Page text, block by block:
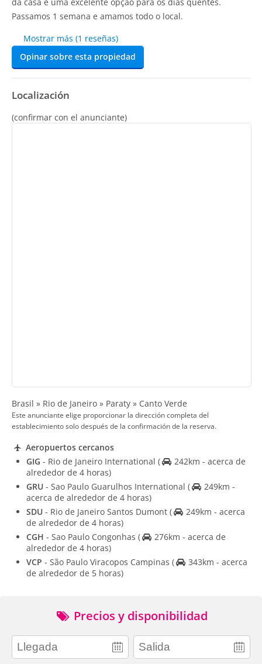
Passamos 1 semana e amamos todo o local.
Mostrar más (1 reseñas)
Opinar sobre esta propiedad
Localización
(confirmar con el anunciante)
Brasil » Rio de Janeiro » Paraty » Canto Verde
Este anunciante elige proporcionar la dirección completa del
establecimiento solo después de la confirmación de la reserva.
Aeropuertos cercanos
GIG - Rio de Janeiro International (
242km - acerca de
alrededor de 4 horas)
GRU - Sao Paulo Guarulhos International (
249km -
acerca de alrededor de 4 horas)
SDU - Rio de Janeiro Santos Dumont (
249km - acerca
de alrededor de 4 horas)
CGH - Sao Paulo Congonhas (
276km - acerca de
alrededor de 4 horas)
VCP - São Paulo Viracopos Campinas (
343km - acerca
de alrededor de 5 horas)
Precios y disponibilidad